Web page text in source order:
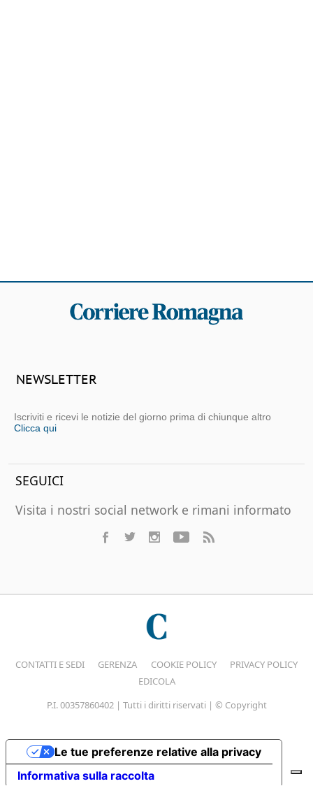
NEWSLETTER
Iscriviti e ricevi le notizie del giorno prima di chiunque altro
Clicca qui
SEGUICI
Visita i nostri social network e rimani informato
CONTATTI E SEDI GERENZA COOKIE POLICY
PRIVACY POLICY
EDICOLA
P.I. 00357860402 | Tutti i diritti riservati | © Copyright
Informativa sulla raccolta
Le tue preferenze relative alla privacy